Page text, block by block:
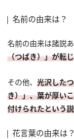
名前の由来は？
名前の由来は諸説あ
（つばき）」が転
その他、 光沢した
き）」、葉が厚い
付けられたという説
花言葉の由来は？